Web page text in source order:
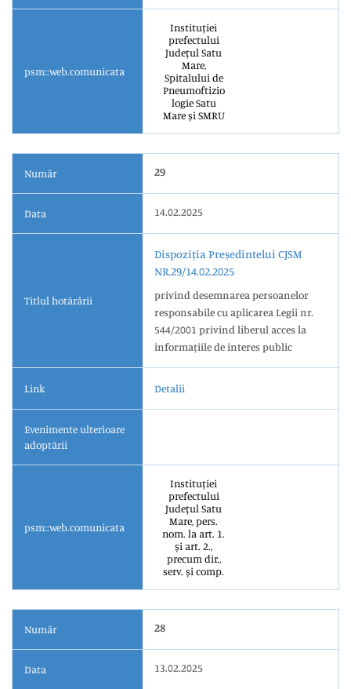
psm::web.comunicata
Instituției
prefectului
Județul Satu
Mare,
Spitalului de
Pneumoftizio
logie Satu
Mare și SMRU
Număr 29
Data 14.02.2025
Titlul hotărârii
Dispoziția Președintelui CJSM
NR.29/14.02.2025
privind desemnarea persoanelor
responsabile cu aplicarea Legii nr.
544/2001 privind liberul acces la
informațiile de interes public
Link Detalii
Evenimente ulterioare
adoptării
psm::web.comunicata
Instituției
prefectului
Județul Satu
Mare, pers.
nom. la art. 1.
și art. 2.,
precum dir.,
serv. și comp.
Număr 28
Data 13.02.2025